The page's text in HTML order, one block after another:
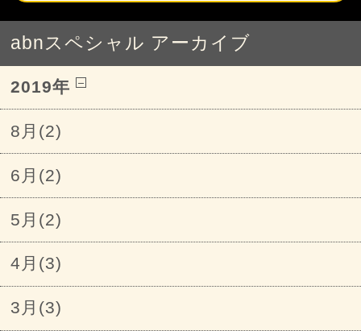
abnスペシャル アーカイブ
2019年
8月(2)
6月(2)
5月(2)
4月(3)
3月(3)